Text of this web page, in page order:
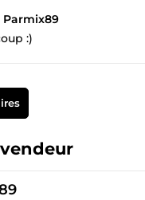
Parmix89
:)